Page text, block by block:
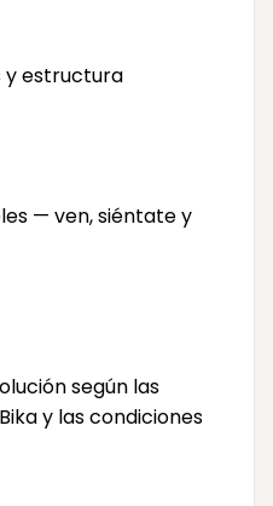
y estructura
— ven, siéntate y
según las
y las condiciones